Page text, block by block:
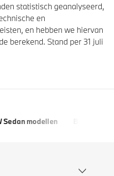
statistisch geanalyseerd,
en
en hebben we hiervan
berekend. Stand per 31 juli
Sedan modellen